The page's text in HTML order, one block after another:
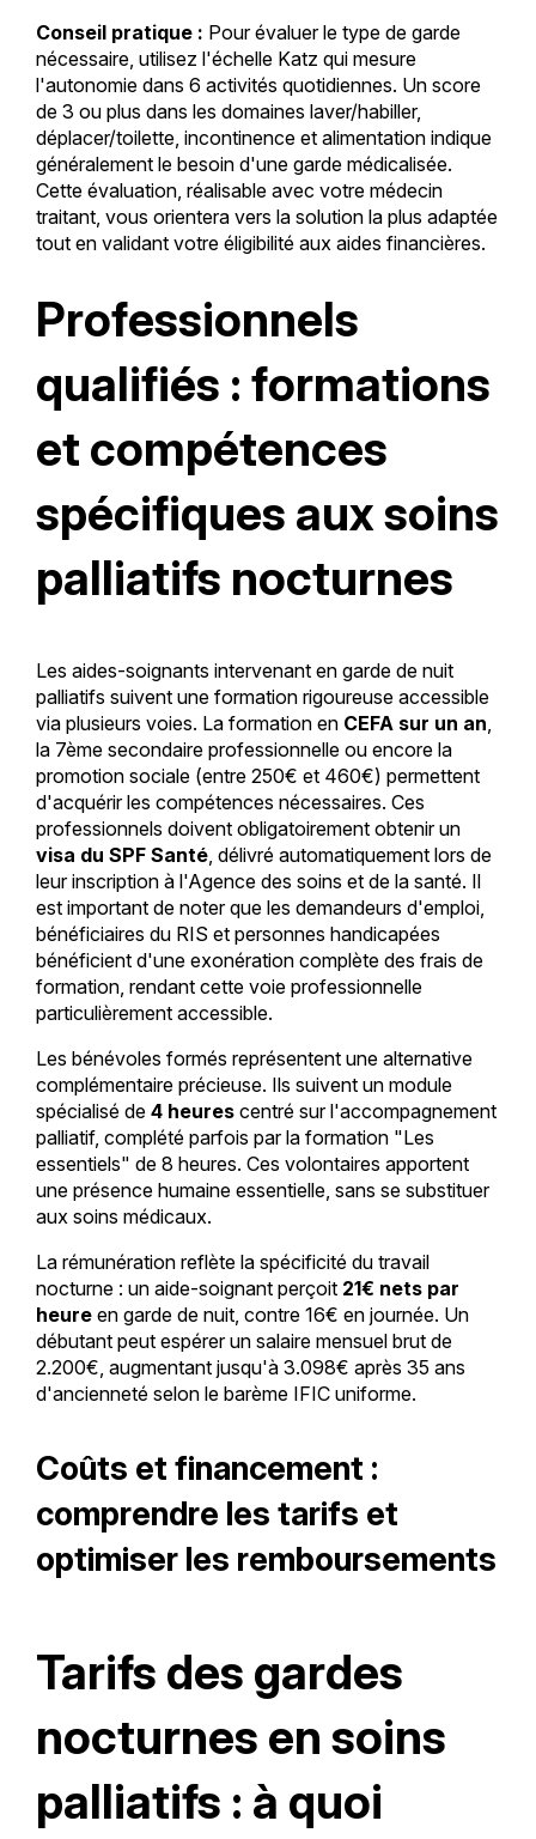
Conseil pratique : Pour évaluer le type de garde
nécessaire, utilisez l'échelle Katz qui mesure
l'autonomie dans 6 activités quotidiennes. Un score
de 3 ou plus dans les domaines laver/habiller,
déplacer/toilette, incontinence et alimentation indique
généralement le besoin d'une garde médicalisée.
Cette évaluation, réalisable avec votre médecin
traitant, vous orientera vers la solution la plus adaptée
tout en validant votre éligibilité aux aides financières.
Professionnels
qualifiés : formations
et compétences
spécifiques aux soins
palliatifs nocturnes
Les aides-soignants intervenant en garde de nuit
palliatifs suivent une formation rigoureuse accessible
via plusieurs voies. La formation en CEFA sur un an,
la 7ème secondaire professionnelle ou encore la
promotion sociale (entre 250€ et 460€) permettent
d'acquérir les compétences nécessaires. Ces
professionnels doivent obligatoirement obtenir un
visa du SPF Santé, délivré automatiquement lors de
leur inscription à l'Agence des soins et de la santé. Il
est important de noter que les demandeurs d'emploi,
bénéficiaires du RIS et personnes handicapées
bénéficient d'une exonération complète des frais de
formation, rendant cette voie professionnelle
particulièrement accessible.
Les bénévoles formés représentent une alternative
complémentaire précieuse. Ils suivent un module
spécialisé de 4 heurescentré sur l'accompagnement
palliatif, complété parfois par la formation "Les
essentiels" de 8 heures. Ces volontaires apportent
une présence humaine essentielle, sans se substituer
aux soins médicaux.
La rémunération reflète la spécificité du travail
nocturne : un aide-soignant perçoit 21€ nets par
heureen garde de nuit, contre 16€ en journée. Un
débutant peut espérer un salaire mensuel brut de
2.200€, augmentant jusqu'à 3.098€ après 35 ans
d'ancienneté selon le barème IFIC uniforme.
Coûts et financement :
comprendre les tarifs et
optimiser les remboursements
Tarifs des gardes
nocturnes en soins
palliatifs : à quoi